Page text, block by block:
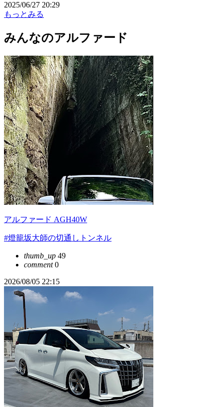
2025/06/27 20:29
もっとみる
みんなのアルファード
アルファード AGH40W
#燈籠坂大師の切通しトンネル
thumb_up 49
comment0
2026/08/05 22:15